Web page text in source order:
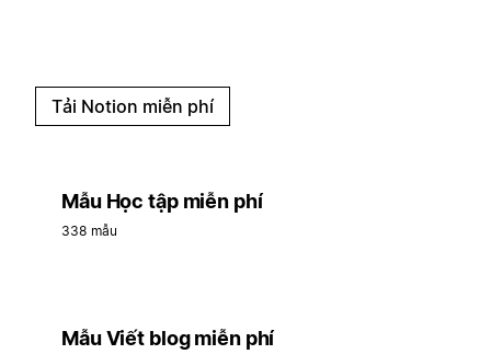
Tải Notion miễn phí
Mẫu Học tập miễn phí
338 mẫu
Mẫu Viết blog miễn phí